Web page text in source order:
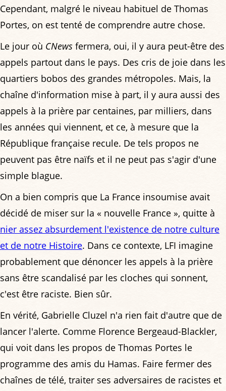
Cependant, malgré le niveau habituel de Thomas
Portes, on est tenté de comprendre autre chose.
Le jour où CNews fermera, oui, il y aura peut-être des
appels partout dans le pays. Des cris de joie dans les
quartiers bobos des grandes métropoles. Mais, la
chaîne d'information mise à part, il y aura aussi des
appels à la prière par centaines, par milliers, dans
les années qui viennent, et ce, à mesure que la
République française recule. De tels propos ne
peuvent pas être naïfs et il ne peut pas s'agir d'une
simple blague.
On a bien compris que La France insoumise avait
décidé de miser sur la « nouvelle France », quitte à
nier assez absurdement l'existence de notre culture
et de notre Histoire. Dans ce contexte, LFI imagine
probablement que dénoncer les appels à la prière
sans être scandalisé par les cloches qui sonnent,
c'est être raciste. Bien sûr.
En vérité, Gabrielle Cluzel n'a rien fait d'autre que de
lancer l'alerte. Comme Florence Bergeaud-Blackler,
qui voit dans les propos de Thomas Portes le
programme des amis du Hamas. Faire fermer des
chaînes de télé, traiter ses adversaires de racistes et